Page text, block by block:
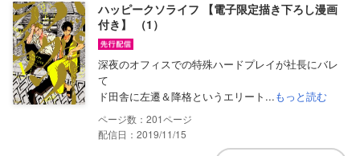
ハッピークソライフ 【電子限定描き下ろし漫画
付き】 （1）
深夜のオフィスでの特殊ハードプレイが社長にバレ
て
ド田舎に左遷＆降格というエリート...もっと読む
201
配信日：2019/11/15